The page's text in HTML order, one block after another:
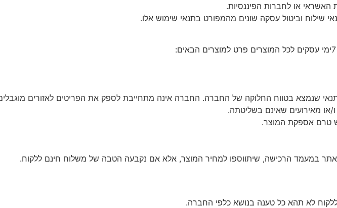
האשראי או לחברות הפיננסיות.
שילוח וביטול עסקה שונים מהמפורט בתנאי שימוש אלו.
ימי עסקים לכל המוצרים פרט למוצרים הבאים:
שנמצא בטווח החלוקה של החברה. החברה אינה מתחייבת לספק את הפריטים לאזורים
ו/או מאירועים שאינם בשליטתה.
טרם אספקת המוצר.
במעמד הרכישה, שיתווספו למחיר המוצר, אלא אם נקבעה הטבה של משלוח חינם ללקוח.
לא תהא כל טענה בנושא כלפי החברה.